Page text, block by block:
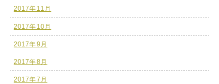
2017年11月
2017年10月
2017年9月
2017年8月
2017年7月